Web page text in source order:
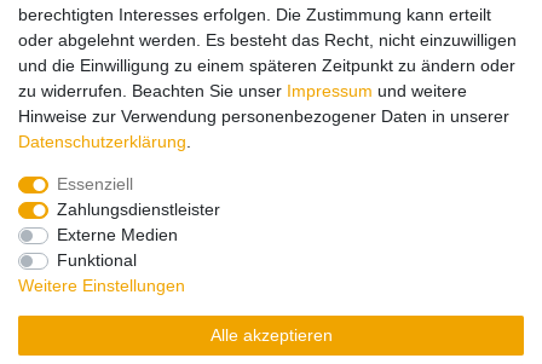
Impressum Daten­schutz­erklärung AGB
Barrierefreiheitserklärung
Vertrag widerrufen
Zahlungsarten:
berechtigten Interesses erfolgen. Die Zustimmung kann erteilt
oder abgelehnt werden. Es besteht das Recht, nicht einzuwilligen
und die Einwilligung zu einem späteren Zeitpunkt zu ändern oder
zu widerrufen. Beachten Sie unser Impressum und weitere
Hinweise zur Verwendung personenbezogener Daten in unserer
Daten­schutz­erklärung
Essenziell
Zahlungsdienstleister
Externe Medien
Funktional
Weitere Einstellungen
Alle akzeptieren